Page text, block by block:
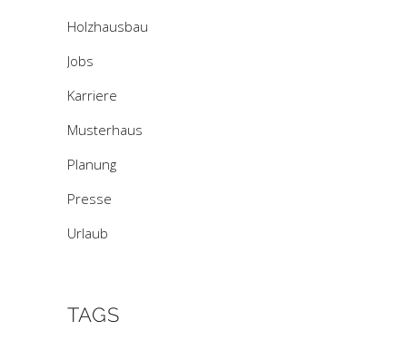
Holzhausbau
Jobs
Karriere
Musterhaus
Planung
Presse
Urlaub
TAGS